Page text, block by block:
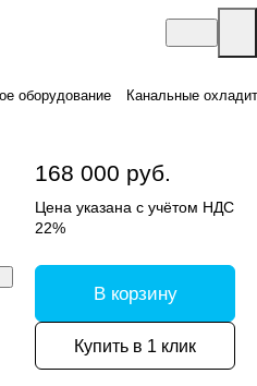
оборудование Канальные
168 000 руб.
Цена указана с учётом НДС
22%
В корзину
Купить в 1 клик